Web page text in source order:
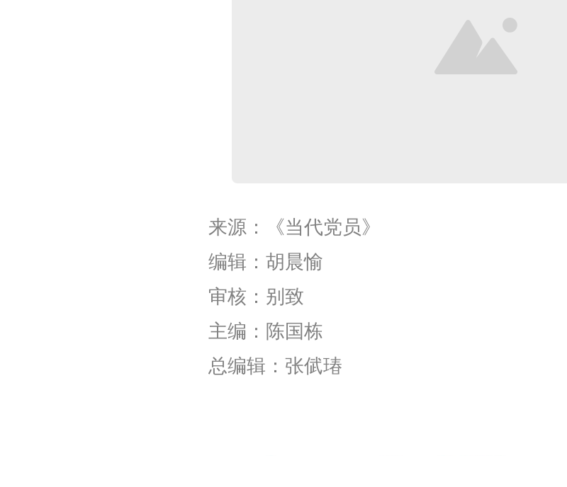
来源：《当代党员》
编辑：胡晨愉
审核：别致
主编：陈国栋
总编辑：张倵瑃